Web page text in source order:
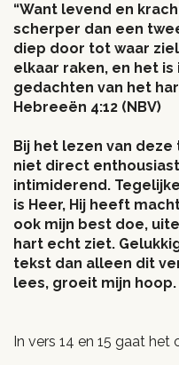
“Want levend en
scherper dan een
diep door tot waar
elkaar raken, en het
gedachten van het
Hebreeën 4:12 (NBV)
Bij het lezen van
niet direct
intimiderend.
is Heer, Hij heeft
ook mijn best doe,
hart echt ziet.
tekst dan alleen dit
lees, groeit mijn hoop.
In vers 14 en 15 gaat het